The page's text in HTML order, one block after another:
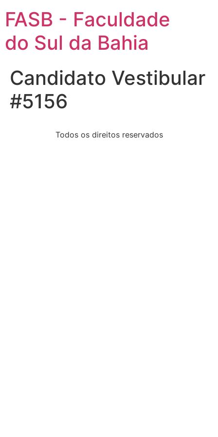
FASB - Faculdade
do Sul da Bahia
Candidato Vestibular
#5156
Todos os direitos reservados